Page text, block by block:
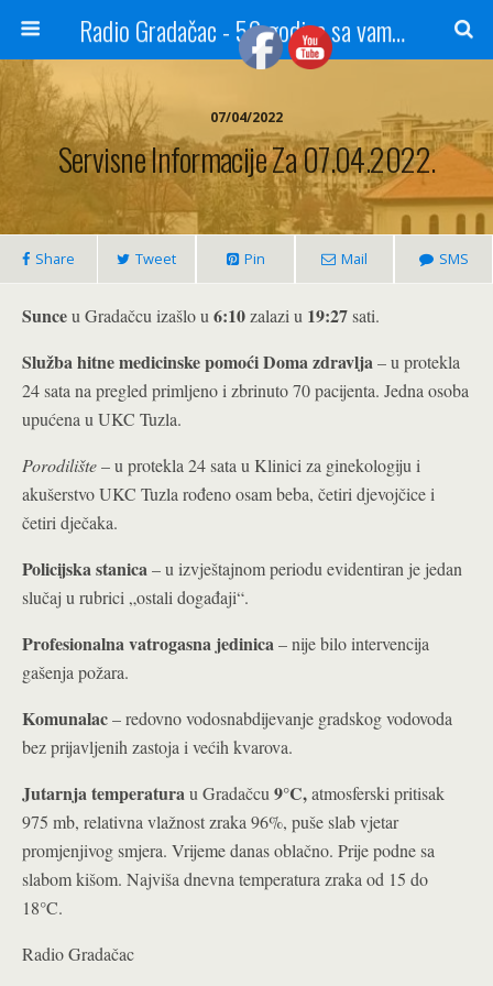
Radio Gradačac - 56 godina sa vama...
07/04/2022
Servisne Informacije Za 07.04.2022.
Share Tweet Pin Mail SMS
Sunceu Gradačcu izašlo u 6:10zalazi u 19:27sati.
Služba hitne medicinske pomoći Doma zdravlja– u protekla
24 sata na pregled primljeno i zbrinuto 70 pacijenta. Jedna osoba
upućena u UKC Tuzla.
Porodilište– u protekla 24 sata u Klinici za ginekologiju i
akušerstvo UKC Tuzla rođeno osam beba, četiri djevojčice i
četiri dječaka.
Policijska stanica– u izvještajnom periodu evidentiran je jedan
slučaj u rubrici „ostali događaji“.
Profesionalna vatrogasna jedinica– nije bilo intervencija
gašenja požara.
Komunalac– redovno vodosnabdijevanje gradskog vodovoda
bez prijavljenih zastoja i većih kvarova.
Jutarnja temperaturau Gradačcu 9°C,atmosferski pritisak
975 mb, relativna vlažnost zraka 96%, puše slab vjetar
promjenjivog smjera. Vrijeme danas oblačno. Prije podne sa
slabom kišom. Najviša dnevna temperatura zraka od 15 do
18°C.
Radio Gradačac